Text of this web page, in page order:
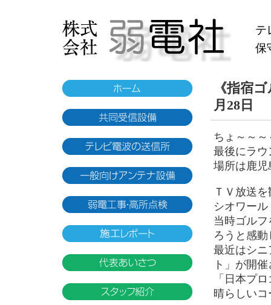
テ
保
《指宿
月28日
ちょ～～
最後にラ
場所は鹿
ＴＶ放送
シオワー
当時ゴル
ろうと感
最近はシ
ト」が開
「日本プ
晴らしい